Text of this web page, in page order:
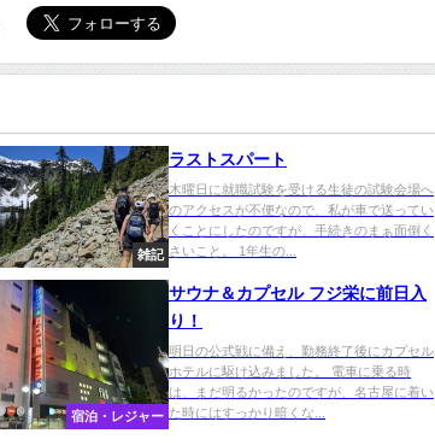
雑記
ラストスパート
木曜日に就職試験を受ける生徒の試験会場へ
のアクセスが不便なので、私が車で送ってい
くことにしたのですが、手続きのまぁ面倒く
さいこと。 1年生の...
宿泊・レジャー
サウナ＆カプセル フジ栄に前日入
り！
明日の公式戦に備え、勤務終了後にカプセル
ホテルに駆け込みました。 電車に乗る時
は、まだ明るかったのですが、名古屋に着い
た時にはすっかり暗くな...